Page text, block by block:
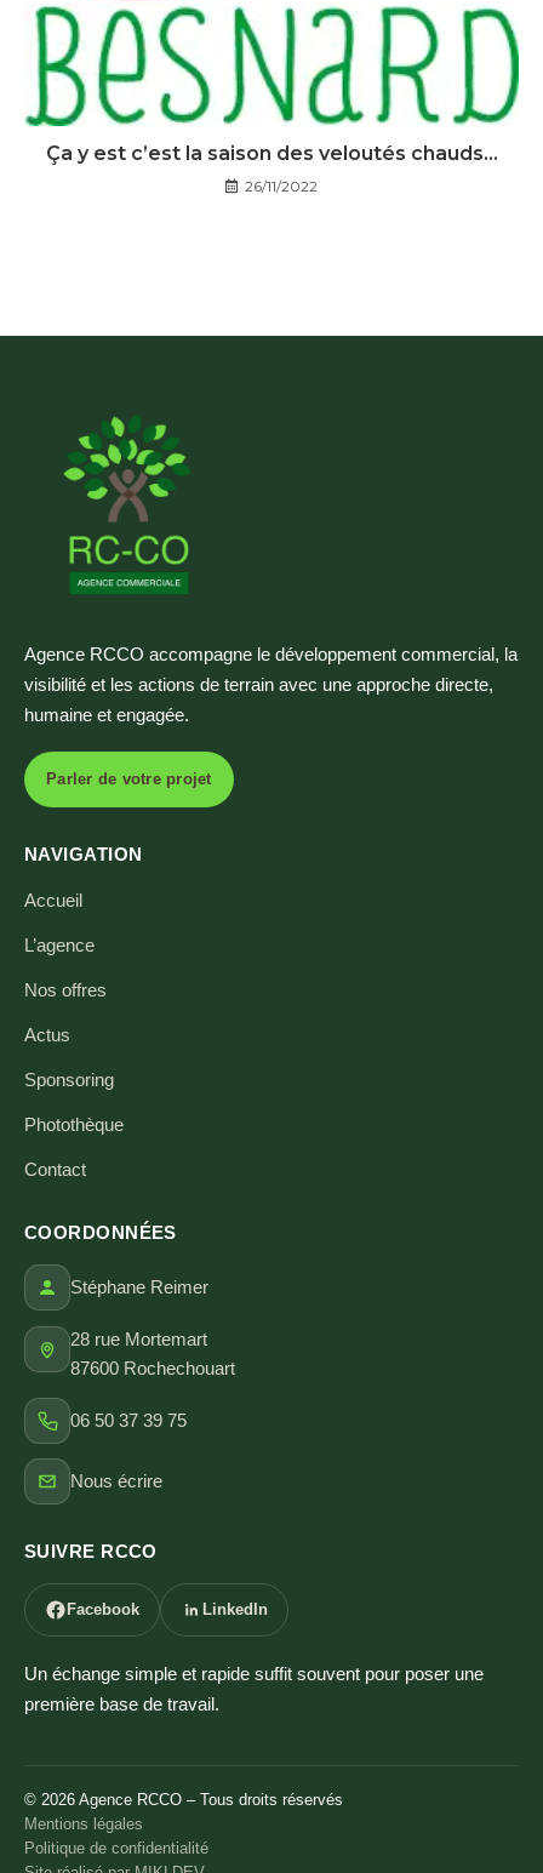
Ça y est c’est la saison des veloutés chauds…
26/11/2022
Agence RCCO accompagne le développement commercial, la
visibilité et les actions de terrain avec une approche directe,
humaine et engagée.
Parler de votre projet
NAVIGATION
Accueil
L’agence
Nos offres
Actus
Sponsoring
Photothèque
Contact
COORDONNÉES
Stéphane Reimer
28 rue Mortemart
87600 Rochechouart
06 50 37 39 75
Nous écrire
SUIVRE RCCO
Facebook LinkedIn
Un échange simple et rapide suffit souvent pour poser une
première base de travail.
© 2026 Agence RCCO – Tous droits réservés
Mentions légales
Politique de confidentialité